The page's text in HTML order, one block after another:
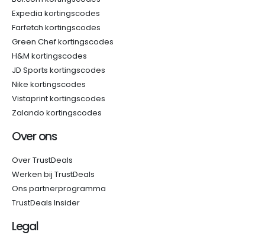
Expedia kortingscodes
Farfetch kortingscodes
Green Chef kortingscodes
H&M kortingscodes
JD Sports kortingscodes
Nike kortingscodes
Vistaprint kortingscodes
Zalando kortingscodes
Over ons
Over TrustDeals
Werken bij TrustDeals
Ons partnerprogramma
TrustDeals Insider
Legal